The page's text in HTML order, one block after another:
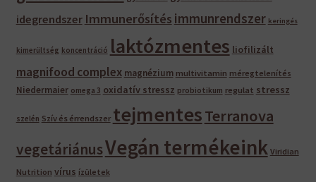
idegrendszer Immunerősítés immunrendszer keringés
kimerültség koncentráció laktózmentes liofilizált
magnifood complex magnézium multivitamin méregtelenítés
Niedermaier omega 3 oxidatív stressz probiotikum regulat stressz
szelén Szív és érrendszer tejmentesTerranova
vegetáriánusVegán termékeink Viridian
Nutrition vírus ízületek